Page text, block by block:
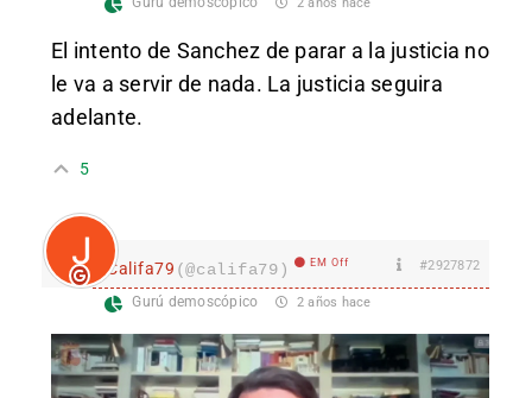
El intento de Sanchez de parar a la justicia no
le va a servir de nada. La justicia seguira
adelante.
5
Califa79 (@califa79) EM Off #2927872
Gurú demoscópico 2 años hace